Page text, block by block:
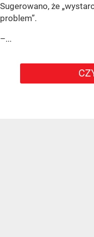
Sugerowano, że
problem”.
–...